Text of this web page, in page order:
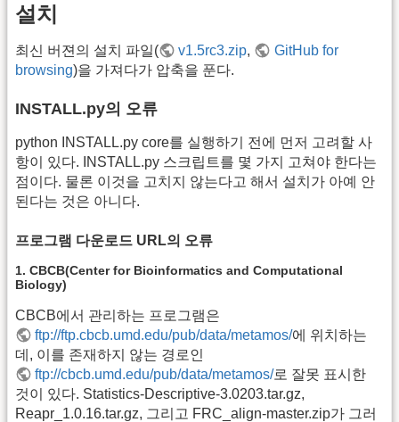
설치
최신 버젼의 설치 파일( v1.5rc3.zip,
GitHub for
browsing)을 가져다가 압축을 푼다.
INSTALL.py의 오류
python INSTALL.py core를 실행하기 전에 먼저 고려할 사
항이 있다. INSTALL.py 스크립트를 몇 가지 고쳐야 한다는
점이다. 물론 이것을 고치지 않는다고 해서 설치가 아예 안
된다는 것은 아니다.
프로그램 다운로드 URL의 오류
1. CBCB(Center for Bioinformatics and Computational
Biology)
CBCB에서 관리하는 프로그램은
ftp://ftp.cbcb.umd.edu/pub/data/metamos/에 위치하는
데, 이를 존재하지 않는 경로인
ftp://cbcb.umd.edu/pub/data/metamos/로 잘못 표시한
것이 있다. Statistics-Descriptive-3.0203.tar.gz,
Reapr_1.0.16.tar.gz, 그리고 FRC_align-master.zip가 그러